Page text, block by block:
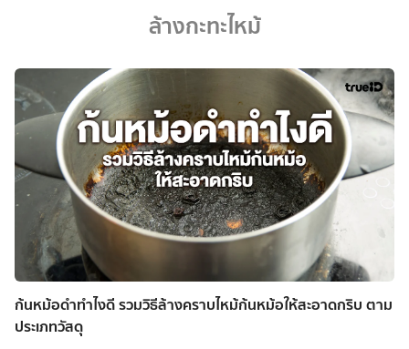
ล้างกะทะไหม้
ก้นหม้อดำทำไงดี รวมวิธีล้างคราบไหม้ก้นหม้อให้สะอาดกริบ ตาม
ประเภทวัสดุ